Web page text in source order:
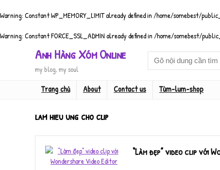
Warning: Constant WP_MEMORY_LIMIT already defined in/home/somebest/
Warning: Constant FORCE_SSL_ADMIN already defined in/home/somebest/
Anh Hàng Xóm Online
my blog, my soul
Trang chủ About Contact us Tùm-lum-shop
lam hieu ung cho clip
“Làm đẹp” video clip với